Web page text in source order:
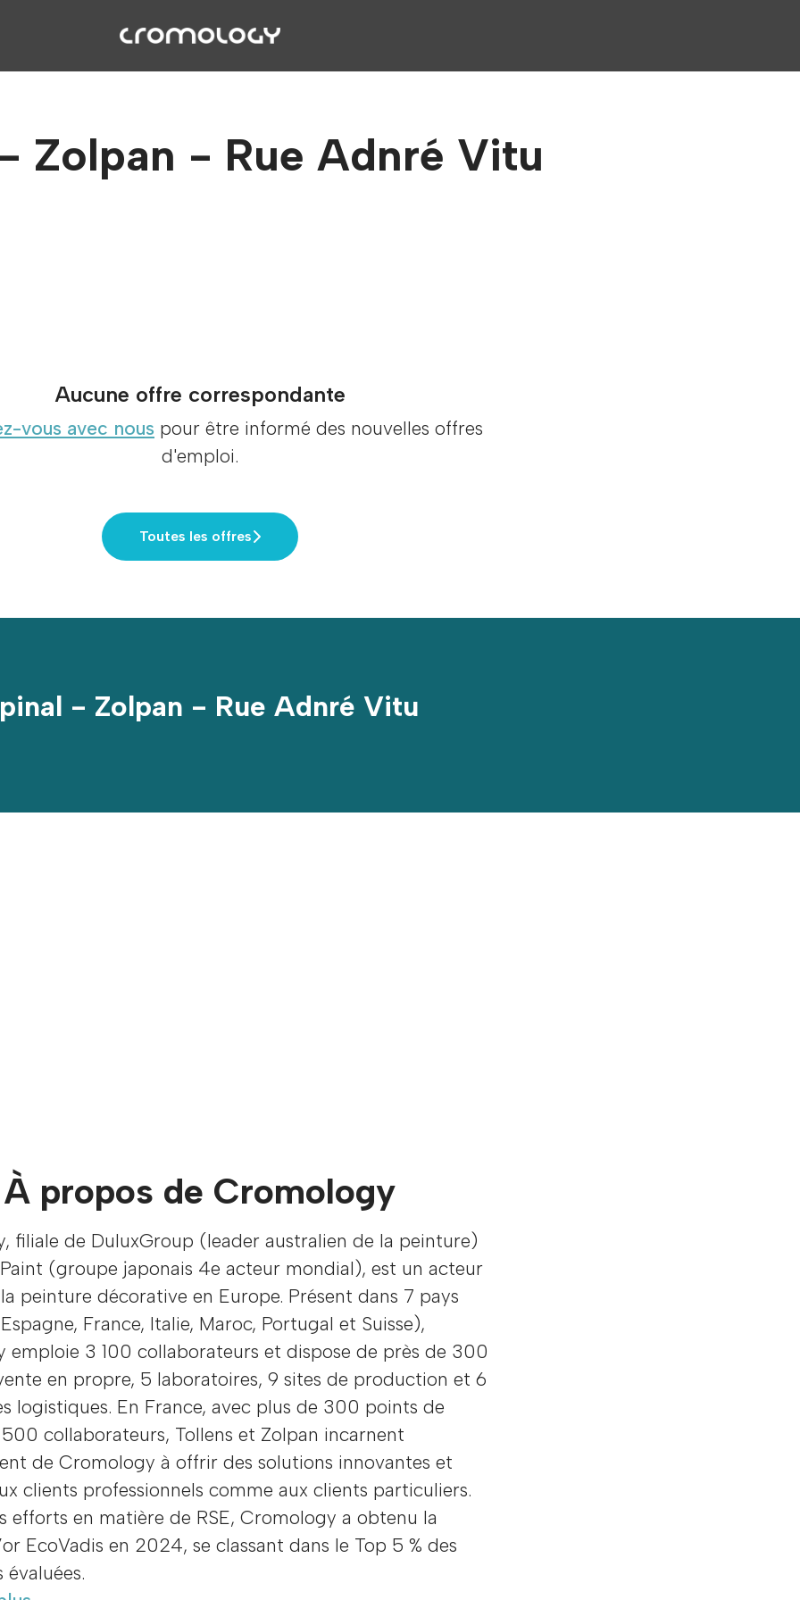
Zolpan - Rue Adnré Vitu
Aucune offre correspondante
vous avec nous pour être informé des nouvelles offres
d'emploi.
Toutes les offres
- Zolpan - Rue Adnré Vitu
À propos de Cromology
filiale de DuluxGroup (leader australien de la peinture)
(groupe japonais 4e acteur mondial), est un acteur
peinture décorative en Europe. Présent dans 7 pays
France, Italie, Maroc, Portugal et Suisse),
emploie 3 100 collaborateurs et dispose de près de 300
en propre, 5 laboratoires, 9 sites de production et 6
logistiques. En France, avec plus de 300 points de
collaborateurs, Tollens et Zolpan incarnent
de Cromology à offrir des solutions innovantes et
clients professionnels comme aux clients particuliers.
efforts en matière de RSE, Cromology a obtenu la
EcoVadis en 2024, se classant dans le Top 5 % des